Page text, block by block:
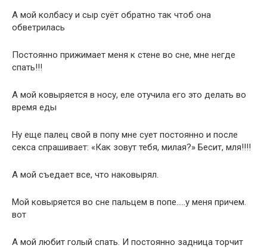
А мой колбасу и сыр суёт обратно так чтоб она
обветрилась
Постоянно прижимает меня к стене во сне, мне негде
спать!!!
А мой ковыряется в носу, еле отучила его это делать во
время еды
Ну еще палец свой в попу мне сует постоянно и после
секса спрашивает: «Как зовут тебя, милая?» Бесит, мля!!!!
А мой съедает все, что наковырял.
Мой ковыряется во сне пальцем в попе…..у меня причем.
вот
А мой любит голый спать. И постоянно задница торчит